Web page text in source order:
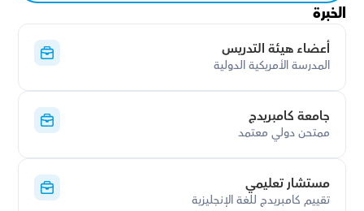
الخبرة
أعضاء هيئة التدريس
المدرسة الأمريكية الدولية
جامعة كامبريدج
ممتحن دولي معتمد
مستشار تعليمي
تقييم كامبريدج للغة الإنجليزية